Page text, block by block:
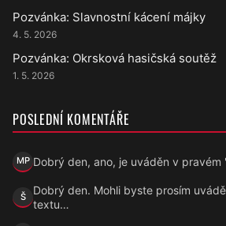
Pozvánka: Slavnostní kácení májky
4. 5. 2026
Pozvánka: Okrsková hasičská soutěž
1. 5. 2026
POSLEDNÍ KOMENTÁŘE
MPMarek Přecechtěl
Dobrý den, ano, je uváděn v
ŠŠárka
Dobrý den. Mohli byste prosím
textu…